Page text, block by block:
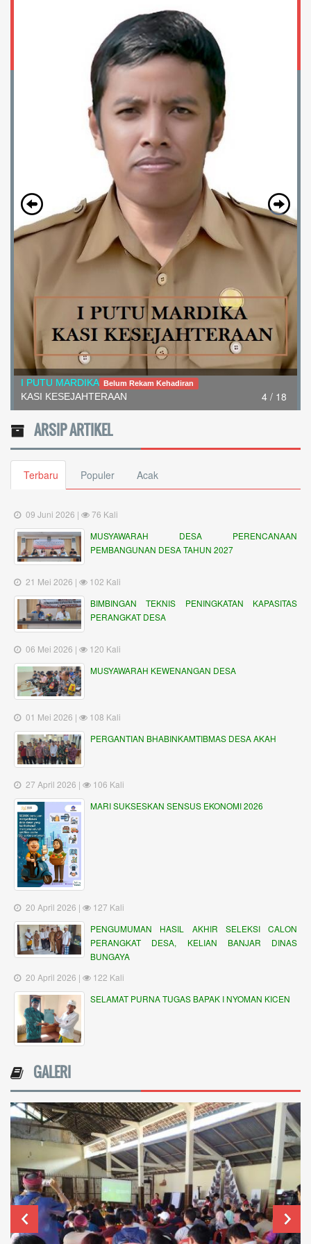
4 / 18
I PUTU MARDIKA Belum Rekam Kehadiran
KASI KESEJAHTERAAN
ARSIP ARTIKEL
Terbaru Populer Acak
09 Juni 2026 |
76 Kali
MUSYAWARAH DESA PERENCANAAN
PEMBANGUNAN DESA TAHUN 2027
21 Mei 2026 |
102 Kali
BIMBINGAN TEKNIS PENINGKATAN KAPASITAS
PERANGKAT DESA
06 Mei 2026 |
120 Kali
MUSYAWARAH KEWENANGAN DESA
01 Mei 2026 |
108 Kali
PERGANTIAN BHABINKAMTIBMAS DESA AKAH
27 April 2026 |
106 Kali
MARI SUKSESKAN SENSUS EKONOMI 2026
20 April 2026 |
127 Kali
PENGUMUMAN HASIL AKHIR SELEKSI CALON
PERANGKAT DESA, KELIAN BANJAR DINAS
BUNGAYA
20 April 2026 |
122 Kali
SELAMAT PURNA TUGAS BAPAK I NYOMAN KICEN
GALERI